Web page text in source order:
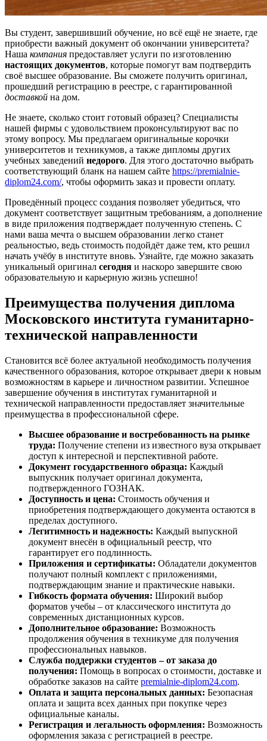
Вы студент, завершивший обучение, но всё ещё не знаете, где
приобрести важный документ об окончании университета?
Наша компания предоставляет услуги по изготовлению
настоящих документов, которые помогут вам подтвердить
своё высшее образование. Вы сможете получить оригинал,
прошедший регистрацию в реестре, с гарантированной
доставкой на дом.
Не знаете, сколько стоит готовый образец? Специалисты
нашей фирмы с удовольствием проконсультируют вас по
этому вопросу. Мы предлагаем оригинальные корочки
университетов и техникумов, а также дипломы других
учебных заведений недорого. Для этого достаточно выбрать
соответствующий бланк на нашем сайте https://premialnie-
diplom24.com/, чтобы оформить заказ и провести оплату.
Проведённый процесс создания позволяет убедиться, что
документ соответствует защитным требованиям, а дополнение
в виде приложения подтверждает полученную степень. С
нами ваша мечта о высшем образовании легко станет
реальностью, ведь стоимость подойдёт даже тем, кто решил
начать учёбу в институте вновь. Узнайте, где можно заказать
уникальный оригинал сегодня и наскоро завершите свою
образовательную и карьерную жизнь успешно!
Преимущества получения диплома
Московского института гуманитарно-
технической направленности
Становится всё более актуальной необходимость получения
качественного образования, которое открывает двери к новым
возможностям в карьере и личностном развитии. Успешное
завершение обучения в институтах гуманитарной и
технической направленности предоставляет значительные
преимущества в профессиональной сфере.
Высшее образование и востребованность на рынке
труда: Получение степени из известного вуза открывает
доступ к интересной и перспективной работе.
Документ государственного образца: Каждый
выпускник получает оригинал документа,
подтвержденного ГОЗНАК.
Доступность и цена: Стоимость обучения и
приобретения подтверждающего документа остаются в
пределах доступного.
Легитимность и надежность: Каждый выпускной
документ внесён в официальный реестр, что
гарантирует его подлинность.
Приложения и сертификаты: Обладатели документов
получают полный комплект с приложениями,
подтверждающим знание и практические навыки.
Гибкость формата обучения: Широкий выбор
форматов учебы – от классического института до
современных дистанционных курсов.
Дополнительное образование: Возможность
продолжения обучения в техникуме для получения
профессиональных навыков.
Служба поддержки студентов – от заказа до
получения: Помощь в вопросах о стоимости, доставке и
обработке заказов на сайте premialnie-diplom24.com.
Оплата и защита персональных данных: Безопасная
оплата и защита всех данных при покупке через
официальные каналы.
Регистрация и легальность оформления: Возможность
оформления заказа с регистрацией в реестре.